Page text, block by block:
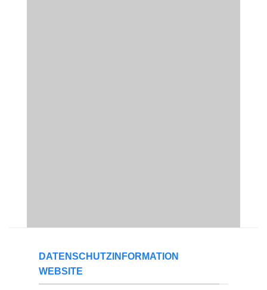
DATENSCHUTZINFORMATION
WEBSITE